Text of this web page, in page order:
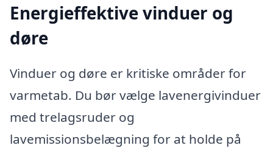
Energieffektive vinduer og
døre
Vinduer og døre er kritiske områder for
varmetab. Du bør vælge lavenergivinduer
med trelagsruder og
lavemissionsbelægning for at holde på